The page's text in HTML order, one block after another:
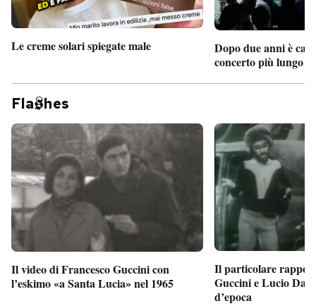
Le creme solari spiegate male
Dopo due anni è
concerto più lungo
Fla hes
Il video di Francesco Guccini con
l’eskimo «a Santa Lucia» nel 1965
Il particolare
Guccini e Lucio
d’epoca